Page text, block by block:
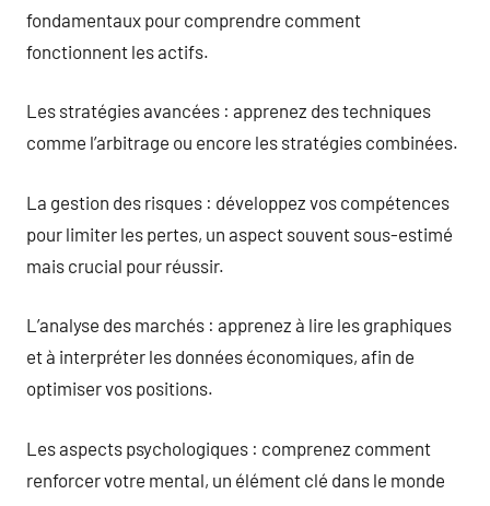
fondamentaux pour comprendre comment
fonctionnent les actifs.
Les stratégies avancées : apprenez des techniques
comme l’arbitrage ou encore les stratégies combinées.
La gestion des risques : développez vos compétences
pour limiter les pertes, un aspect souvent sous-estimé
mais crucial pour réussir.
L’analyse des marchés : apprenez à lire les graphiques
et à interpréter les données économiques, afin de
optimiser vos positions.
Les aspects psychologiques : comprenez comment
renforcer votre mental, un élément clé dans le monde